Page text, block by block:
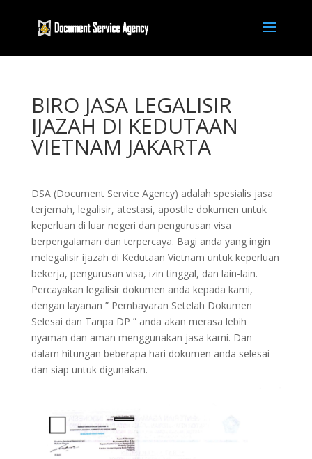
BIRO JASA LEGALISIR
IJAZAH DI KEDUTAAN
VIETNAM JAKARTA
DSA (Document Service Agency) adalah spesialis jasa
terjemah, legalisir, atestasi, apostile dokumen untuk
keperluan di luar negeri dan pengurusan visa
berpengalaman dan terpercaya. Bagi anda yang ingin
melegalisir ijazah di Kedutaan Vietnam untuk keperluan
bekerja, pengurusan visa, izin tinggal, dan lain-lain.
Percayakan legalisir dokumen anda kepada kami,
dengan layanan ” Pembayaran Setelah Dokumen
Selesai dan Tanpa DP ” anda akan merasa lebih
nyaman dan aman menggunakan jasa kami. Dan
dalam hitungan beberapa hari dokumen anda selesai
dan siap untuk digunakan.